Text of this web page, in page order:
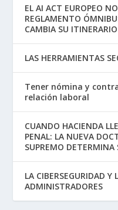
EL AI ACT EUROPEO
REGLAMENTO
CAMBIA SU ITINERARIO
LAS HERRAMIENTAS
Tener nómina y
relación laboral
CUANDO HACIENDA
PENAL: LA NUEVA
SUPREMO DETERMINA
LA CIBERSEGURIDAD Y
ADMINISTRADORES